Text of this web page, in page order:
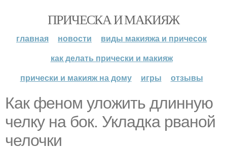
ПРИЧЕСКА И МАКИЯЖ
главная новости
виды макияжа и причесок
как делать прически и макияж
прически и макияж на дому
игры отзывы
Как феном уложить длинную
челку на бок. Укладка рваной
челочки